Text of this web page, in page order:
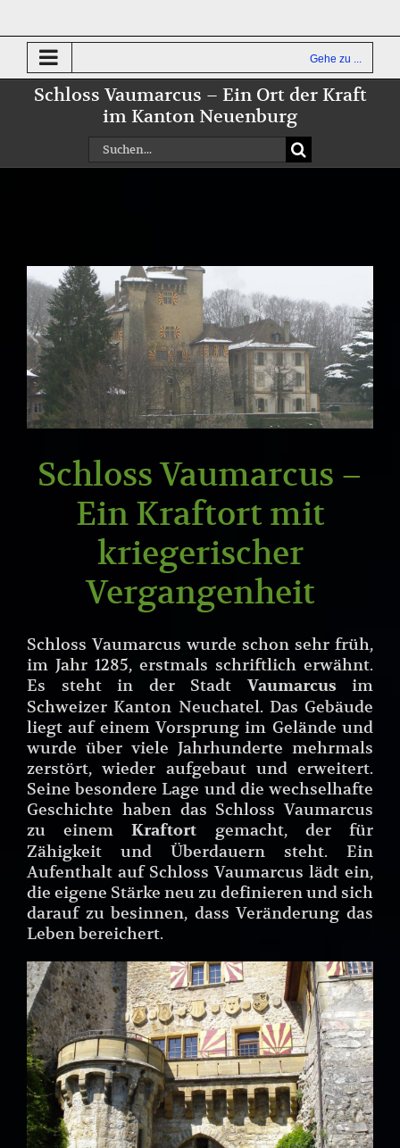
springen
Gehe zu ...
Schloss Vaumarcus – Ein Ort der Kraft
im Kanton Neuenburg
Suche
nach:
Zeige
grösseres
Bild
Schloss Vaumarcus –
Ein Kraftort mit
kriegerischer
Vergangenheit
Schloss Vaumarcus wurde schon sehr früh,
im Jahr 1285, erstmals schriftlich erwähnt.
Es steht in der Stadt Vaumarcus im
Schweizer Kanton Neuchatel. Das Gebäude
liegt auf einem Vorsprung im Gelände und
wurde über viele Jahrhunderte mehrmals
zerstört, wieder aufgebaut und erweitert.
Seine besondere Lage und die wechselhafte
Geschichte haben das Schloss Vaumarcus
zu einemKraftort gemacht, der für
Zähigkeit und Überdauern steht. Ein
Aufenthalt auf Schloss Vaumarcus lädt ein,
die eigene Stärke neu zu definieren und sich
darauf zu besinnen, dass Veränderung das
Leben bereichert.